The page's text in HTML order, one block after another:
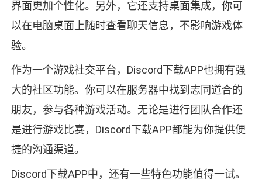
界面更加个性化。另外，它还支持桌面集成，你可
以在电脑桌面上随时查看聊天信息，不影响游戏体
验。
作为一个游戏社交平台，Discord下载APP也拥有强
大的社区功能。你可以在服务器中找到志同道合的
朋友，参与各种游戏活动。无论是进行团队合作还
是进行游戏比赛，Discord下载APP都能为你提供便
捷的沟通渠道。
Discord下载APP中，还有一些特色功能值得一试。